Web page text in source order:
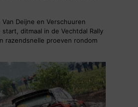
Van Deijne en Verschuuren
ditmaal in de Vechtdal Rally
razendsnelle proeven rondom